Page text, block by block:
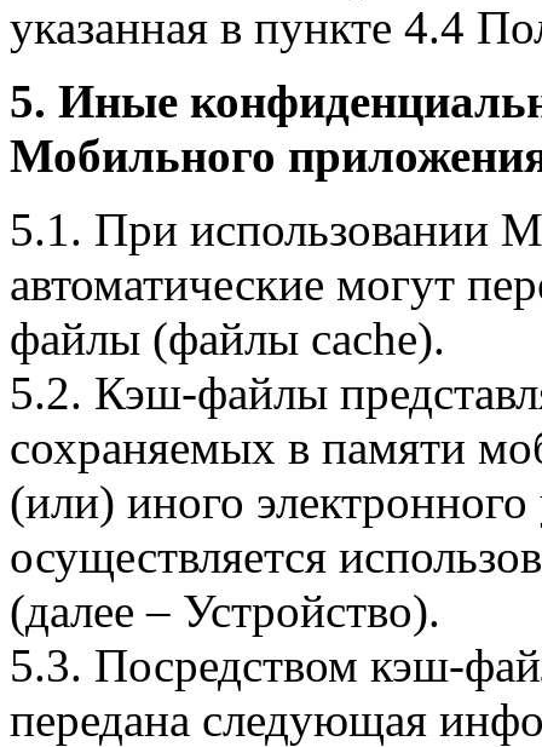
указанная в пункте 4.4
5. Иные
Мобильного
5.1. При использовании
автоматические могут
файлы (файлы cache).
5.2. Кэш-файлы
сохраняемых в памяти
(или) иного электронного
осуществляется
(далее – Устройство).
5.3. Посредством кэш-
передана следующая